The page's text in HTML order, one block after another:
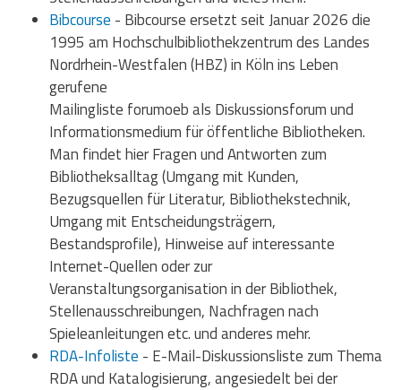
Bibcourse - Bibcourse ersetzt seit Januar 2026 die
1995 am Hochschulbibliothekzentrum des Landes
Nordrhein-Westfalen (HBZ) in Köln ins Leben
gerufene
Mailingliste forumoeb als Diskussionsforum und
Informationsmedium für öffentliche Bibliotheken.
Man findet hier Fragen und Antworten zum
Bibliotheksalltag (Umgang mit Kunden,
Bezugsquellen für Literatur, Bibliothekstechnik,
Umgang mit Entscheidungsträgern,
Bestandsprofile), Hinweise auf interessante
Internet-Quellen oder zur
Veranstaltungsorganisation in der Bibliothek,
Stellenausschreibungen, Nachfragen nach
Spieleanleitungen etc. und anderes mehr.
RDA-Infoliste - E-Mail-Diskussionsliste zum Thema
RDA und Katalogisierung, angesiedelt bei der